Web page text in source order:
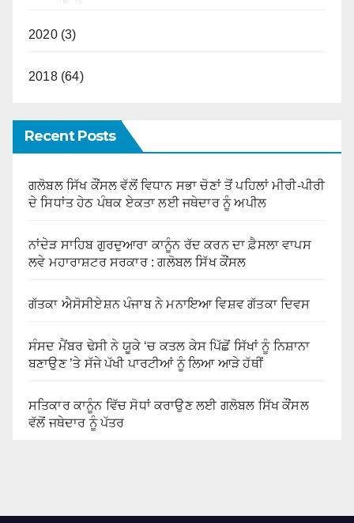
2020 (3)
2018 (64)
Recent Posts
ਗਲੋਬਲ ਸਿੱਖ ਕੌਂਸਲ ਵੱਲੋਂ ਵਿਧਾਨ ਸਭਾ ਚੋਣਾਂ ਤੋਂ ਪਹਿਲਾਂ ਮੀਰੀ-ਪੀਰੀ
ਦੇ ਸਿਧਾਂਤ ਹੇਠ ਪੰਥਕ ਏਕਤਾ ਲਈ ਜਥੇਦਾਰ ਨੂੰ ਅਪੀਲ
ਨਾਂਦੇੜ ਸਾਹਿਬ ਗੁਰਦੁਆਰਾ ਕਾਨੂੰਨ ਰੱਦ ਕਰਨ ਦਾ ਫ਼ੈਸਲਾ ਵਾਪਸ
ਲਵੇ ਮਹਾਰਾਸ਼ਟਰ ਸਰਕਾਰ : ਗਲੋਬਲ ਸਿੱਖ ਕੌਂਸਲ
ਗੱਤਕਾ ਐਸੋਸੀਏਸ਼ਨ ਪੰਜਾਬ ਨੇ ਮਨਾਇਆ ਵਿਸ਼ਵ ਗੱਤਕਾ ਦਿਵਸ
ਸੰਸਦ ਮੈਂਬਰ ਢੇਸੀ ਨੇ ਯੂਕੇ ‘ਚ ਕਤਲ ਕੇਸ ਪਿੱਛੋਂ ਸਿੱਖਾਂ ਨੂੰ ਨਿਸ਼ਾਨਾ
ਬਣਾਉਣ ’ਤੇ ਸੱਜੇ ਪੱਖੀ ਪਾਰਟੀਆਂ ਨੂੰ ਲਿਆ ਆੜੇ ਹੱਥੀਂ
ਸਤਿਕਾਰ ਕਾਨੂੰਨ ਵਿੱਚ ਸੋਧਾਂ ਕਰਾਉਣ ਲਈ ਗਲੋਬਲ ਸਿੱਖ ਕੌਂਸਲ
ਵੱਲੋਂ ਜਥੇਦਾਰ ਨੂੰ ਪੱਤਰ